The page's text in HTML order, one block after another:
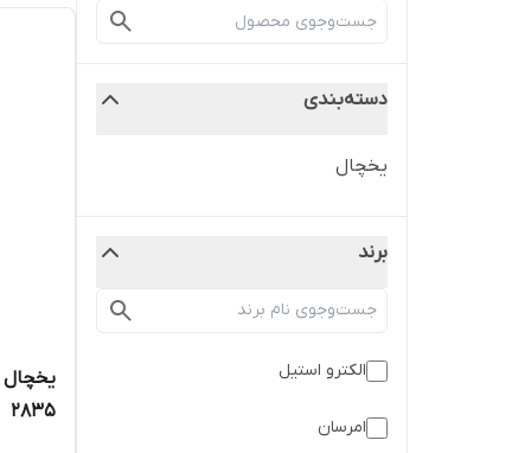
دسته‌بندی
یخچال
برند
الکترو استیل
امرسان
۲۸۳۵